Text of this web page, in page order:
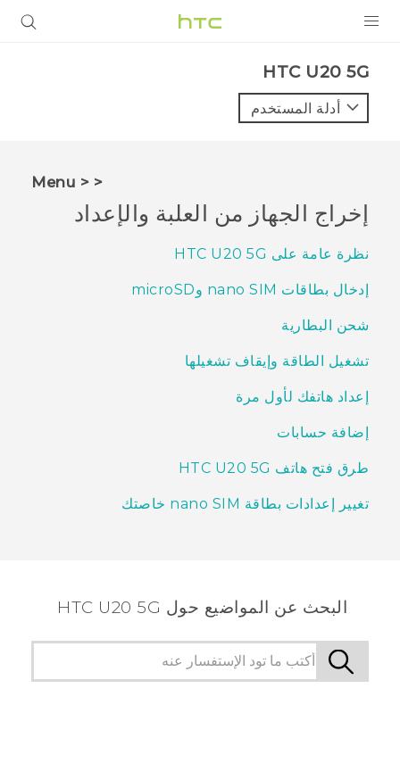
VIVE
VIVERSE
البرامج + التطبيقات
الدعم
أجهزة HTC والملحقات
‎HTC U20 5G‎
أدلة المستخدم
< < Menu
إخراج الجهاز من العلبة والإعداد
نظرة عامة على HTC U20 5G
إدخال بطاقات nano SIM وmicroSD
شحن البطارية
تشغيل الطاقة وإيقاف تشغيلها
إعداد هاتفك لأول مرة
إضافة حسابات
طرق فتح هاتف HTC U20 5G
تغيير إعدادات بطاقة nano SIM خاصتك
البحث عن المواضيع حول ‎HTC U20 5G